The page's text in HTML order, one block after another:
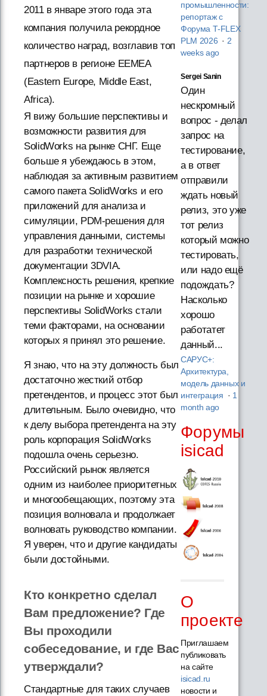
2011 в январе этого года эта
компания получила рекордное
количество наград, возглавив топ
партнеров в регионе EEMEA
(Eastern Europe, Middle East,
Africa).
Я вижу большие перспективы и
возможности развития для
SolidWorks на рынке СНГ. Еще
больше я убеждаюсь в этом,
наблюдая за активным развитием
самого пакета SolidWorks и его
приложений для анализа и
симуляции, PDM-решения для
управления данными, системы
для разработки технической
документации 3DVIA.
Комплексность решения, крепкие
позиции на рынке и хорошие
перспективы SolidWorks стали
теми факторами, на основании
которых я принял это решение.
Я знаю, что на эту должность был
достаточно жесткий отбор
претендентов, и процесс этот был
длительным. Было очевидно, что
к делу выбора претендента на эту
роль корпорация SolidWorks
подошла очень серьезно.
Российский рынок является
одним из наиболее приоритетных
и многообещающих, поэтому эта
позиция волновала и продолжает
волновать руководство компании.
Я уверен, что и другие кандидаты
были достойными.
Кто конкретно сделал
Вам предложение? Где
Вы проходили
собеседование, и где Вас
утверждали?
Стандартные для таких случаев
промышленности:
репортаж с
Форума T‑FLEX
PLM 2026 · 2
weeks ago
Sergei Sanin
Один
нескромный
вопрос - делал
запрос на
тестирование,
а в ответ
отправили
ждать новый
релиз, это уже
тот релиз
который можно
тестировать,
или надо ещё
подождать?
Насколько
хорошо
работатет
данный...
САРУС+:
Архитектура,
модель данных и
интеграция · 1
month ago
Форумы
isicad
О
проекте
Приглашаем
публиковать
на сайте
isicad.ru
новости и